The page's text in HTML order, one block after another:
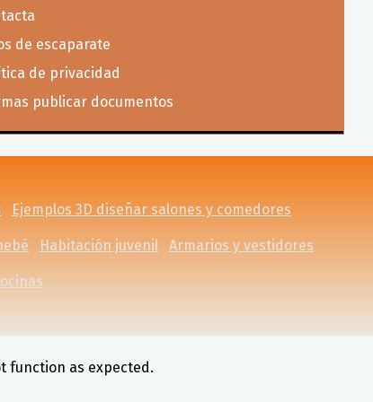
de escaparate
de privacidad
publicar documentos
Ejemplos 3D diseñar salones y comedores
Habitación juvenil Armarios y vestidores
function as expected.